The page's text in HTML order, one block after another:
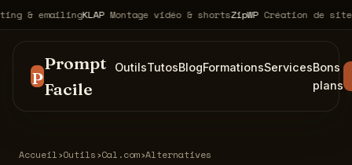
& emailingKLAPMontage vidéo & shortsZipWPCréation de sites
P
Prompt
Facile
OutilsTutosBlogFormationsServicesBons
plans
Accueil›Outils›Cal.com›Alternatives